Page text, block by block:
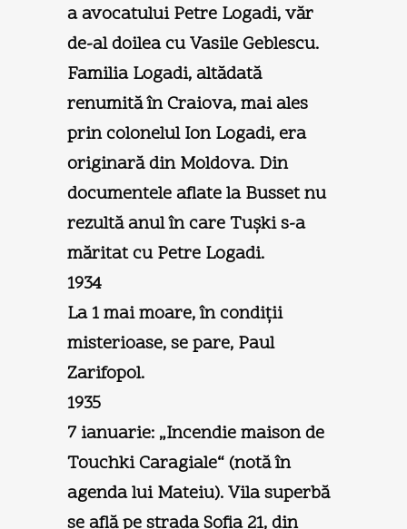
a avocatului Petre Logadi, văr
de-al doilea cu Vasile Geblescu.
Familia Logadi, altădată
renumită în Craiova, mai ales
prin colonelul Ion Logadi, era
originară din Moldova. Din
documentele aflate la Busset nu
rezultă anul în care Tuşki s-a
măritat cu Petre Logadi.
1934
La 1 mai moare, în condiţii
misterioase, se pare, Paul
Zarifopol.
1935
7 ianuarie: „Incendie maison de
Touchki Caragiale“ (notă în
agenda lui Mateiu). Vila superbă
se află pe strada Sofia 21, din